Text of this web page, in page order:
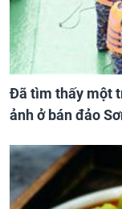
Đã tìm thấy một
ảnh ở bán đảo